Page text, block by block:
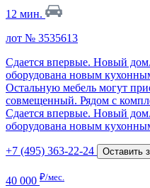
12 мин.
лот № 3535613
Сдается впервые. Новый
оборудована новым
Остальную мебель могут
совмещенный. Рядом с
Сдается впервые. Новый
оборудована новым
+7 (495) 363-22-24 Оставить
40 000 ₽/мес.